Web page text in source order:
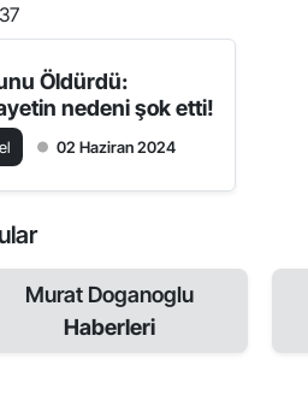
Öldürdü:
nedeni şok etti!
02 Haziran 2024
Murat Doganoglu
Haberleri